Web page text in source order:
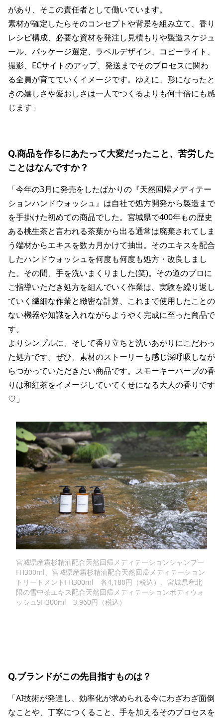
があり、そこの責任者として働いています。
素材が確定したらそのコンセプトや背景を組み立て、香り
レシピ構成、必要な資材を発注し見積もりや製造スケジュ
ール、パッケージ選定、ラベルデザイン、コピーライト、
撮影、ECサイトのアップ、発送までそのプロセスに関わ
る全員が育てていくイメージです。ゆえに、形になったと
きの嬉しさや愛おしさは一人でつくるよりも何十倍にも感
じます」
Q.商品を作るにあたって大変だったこと、苦労した
ことはなんですか？
「今年の3月に発売をしたばかりの『天然回帰メディテー
ションハンドウォッシュ』は自社で処方開発から製造まで
を手掛けた初めての商品でした。宮城県で400年もの歴史
ある桃生茶と言われる茶葉から出る通常は廃棄されてしま
う端材からエキスを数カ月かけて抽出。そのエキスを配合
したハンドウォッシュを何度も何度も処方・改良しまし
た。その間、手を洗いまくりました(笑)。その道のプロに
ご指導いただき処方を組んでいく作業は、実験を繰り返し
ていく繊細な作業と緻密な計算、これまで使用したことの
ない機器や知識を入れながらようやく完成に至った商品で
す。
よりシンプルに、そして香り立ちと洗いあがりにこだわっ
た処方です。ぜひ、素材のストーリーも感じ深呼吸しなが
らつかっていただきたい商品です。スモーキーハーブの香
りは和紅茶をイメージしていてくせになる大人の香りです
♡」
宮城県産霧杉精油配合天然回帰メディテーションシャンプー
FH300ml、宮城県産霧杉精油配合天然回帰メディテーション
トリートメントFH300ml 各4,180円（税込）、宮城県産北
限の雪中茶エキス配合天然回帰メディテーションボディウォ
ッシュSH300ml 3,960円（税込）
Q.ブランドがこの先目指すものは？
「AI技術が発達し、効率化が求められる今にわざわざ面倒
なことや、丁寧につくること、手を加えるそのプロセスを